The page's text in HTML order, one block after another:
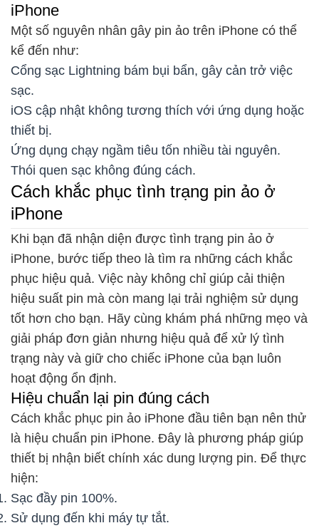
iPhone
Một số nguyên nhân gây pin ảo trên iPhone có thể
kể đến như:
Cổng sạc Lightning bám bụi bẩn, gây cản trở việc
sạc.
iOS cập nhật không tương thích với ứng dụng hoặc
thiết bị.
Ứng dụng chạy ngầm tiêu tốn nhiều tài nguyên.
Thói quen sạc không đúng cách.
Cách khắc phục tình trạng pin ảo ở
iPhone
Khi bạn đã nhận diện được tình trạng pin ảo ở
iPhone, bước tiếp theo là tìm ra những cách khắc
phục hiệu quả. Việc này không chỉ giúp cải thiện
hiệu suất pin mà còn mang lại trải nghiệm sử dụng
tốt hơn cho bạn. Hãy cùng khám phá những mẹo và
giải pháp đơn giản nhưng hiệu quả để xử lý tình
trạng này và giữ cho chiếc iPhone của bạn luôn
hoạt động ổn định.
Hiệu chuẩn lại pin đúng cách
Cách khắc phục pin ảo iPhone đầu tiên bạn nên thử
là hiệu chuẩn pin iPhone. Đây là phương pháp giúp
thiết bị nhận biết chính xác dung lượng pin. Để thực
hiện:
Sạc đầy pin 100%.
Sử dụng đến khi máy tự tắt.